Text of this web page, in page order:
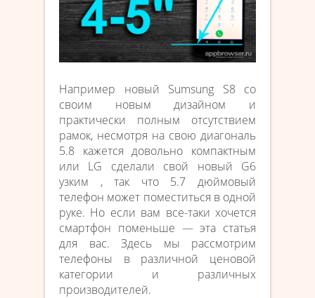
Например новый Sumsung S8 со
своим новым дизайном и
практически полным отсутствием
рамок, несмотря на свою диагональ
5.8 кажется довольно компактным
или LG сделали свой новый G6
узким , так что 5.7 дюймовый
телефон может поместиться в одной
руке. Но если вам все-таки хочется
смартфон поменьше — эта статья
для вас. Здесь мы рассмотрим
телефоны в различной ценовой
категории и различных
производителей.